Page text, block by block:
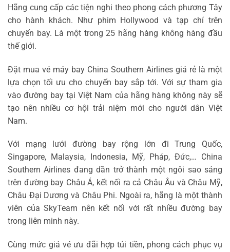
Hãng cung cấp các tiện nghi theo phong cách phương Tây
cho hành khách. Như phim Hollywood và tạp chí trên
chuyến bay. Là một trong 25 hãng hàng không hàng đầu
thế giới.
Đặt mua vé máy bay China Southern Airlines giá rẻ là một
lựa chọn tối ưu cho chuyến bay sắp tới. Với sự tham gia
vào đường bay tại Việt Nam của hãng hàng không này sẽ
tạo nên nhiều cơ hội trải niệm mới cho người dân Việt
Nam.
Với mạng lưới đường bay rộng lớn đi Trung Quốc,
Singapore, Malaysia, Indonesia, Mỹ, Pháp, Đức,… China
Southern Airlines đang dần trở thành một ngôi sao sáng
trên đường bay Châu Á, kết nối ra cả Châu Âu và Châu Mỹ,
Châu Đại Dương và Châu Phi. Ngoài ra, hãng là một thành
viên của SkyTeam nên kết nối với rất nhiều đường bay
trong liên minh này.
Cùng mức giá vé ưu đãi hợp túi tiền, phong cách phục vụ